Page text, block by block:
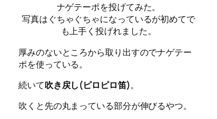
ナゲテーポを投げてみた。
写真はぐちゃぐちゃになっているが初めてで
も上手く投げれました。
厚みのないところから取り出すのでナゲテー
ポを使っている。
続いて吹き戻し(ピロピロ笛)。
吹くと先の丸まっている部分が伸びるやつ。